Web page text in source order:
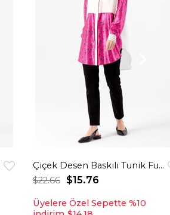
Çiçek Desen Baskılı Tunik Fuşya
$15.76
$22.66
Üyelere Özel Sepette %10